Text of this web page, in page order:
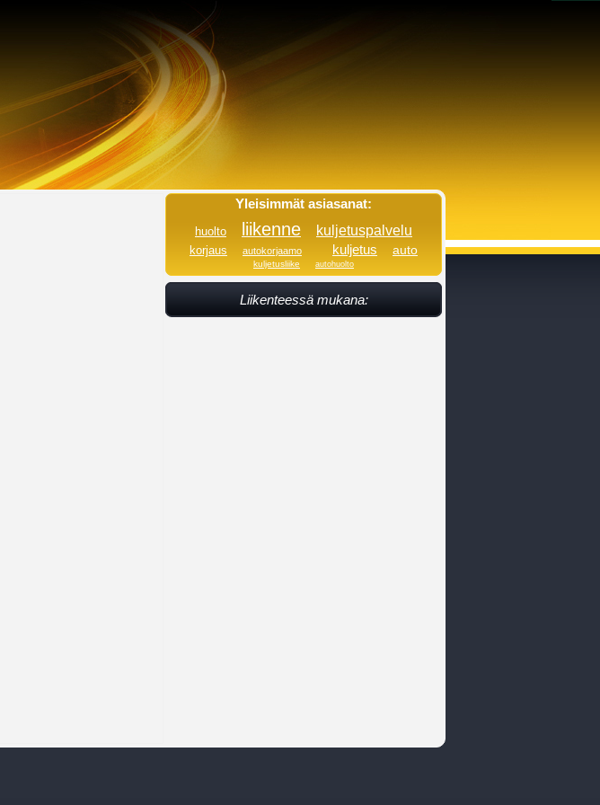
Yleisimmät asiasanat:
huolto liikenne kuljetuspalvelu
korjaus autokorjaamo kuljetus auto
kuljetusliike autohuolto
Liikenteessä mukana: